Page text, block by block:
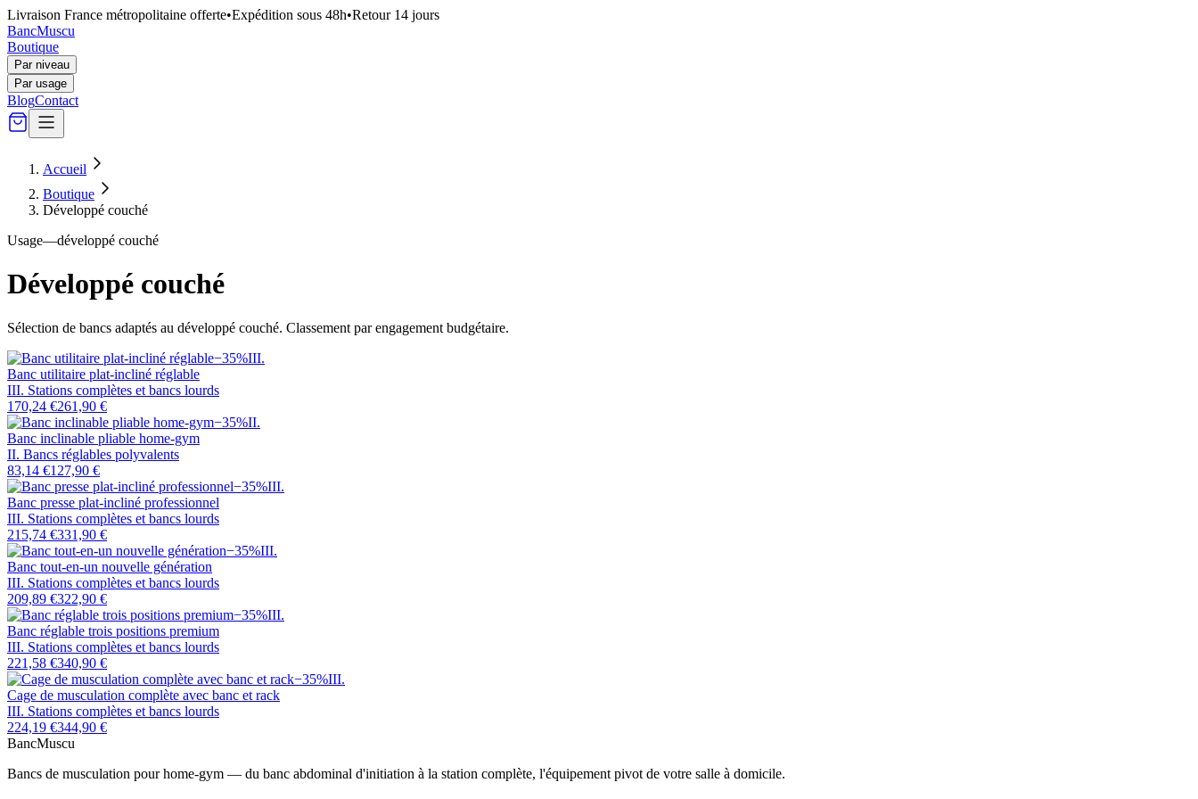
Livraison France métropolitaine offerte•Expédition sous 48h•Retour 14 jours
BancMuscu
Boutique
Par niveau
Par usage
BlogContact
Accueil
Boutique
Développé couché
Usage—développé couché
Développé couché
Sélection de bancs adaptés au développé couché. Classement par engagement budgétaire.
−35%III.
Banc utilitaire plat-incliné réglable
III. Stations complètes et bancs lourds
170,24 €261,90 €
−35%II.
Banc inclinable pliable home-gym
II. Bancs réglables polyvalents
83,14 €127,90 €
−35%III.
Banc presse plat-incliné professionnel
III. Stations complètes et bancs lourds
215,74 €331,90 €
−35%III.
Banc tout-en-un nouvelle génération
III. Stations complètes et bancs lourds
209,89 €322,90 €
−35%III.
Banc réglable trois positions premium
III. Stations complètes et bancs lourds
221,58 €340,90 €
−35%III.
Cage de musculation complète avec banc et rack
III. Stations complètes et bancs lourds
224,19 €344,90 €
BancMuscu
Bancs de musculation pour home-gym — du banc abdominal d'initiation à la station complète, l'équipement pivot de votre salle à domicile.